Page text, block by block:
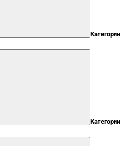
Категории
Категории